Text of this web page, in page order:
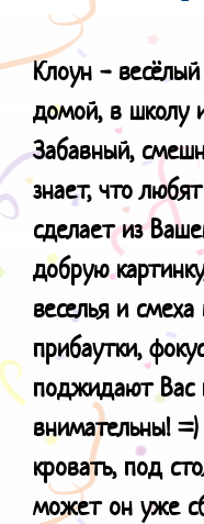
Клоун -
домой, в школу
Забавный,
знает, что
сделает из
добрую
веселья и
прибаутки,
поджидают Вас
внимательны!
кровать, под
может он уже